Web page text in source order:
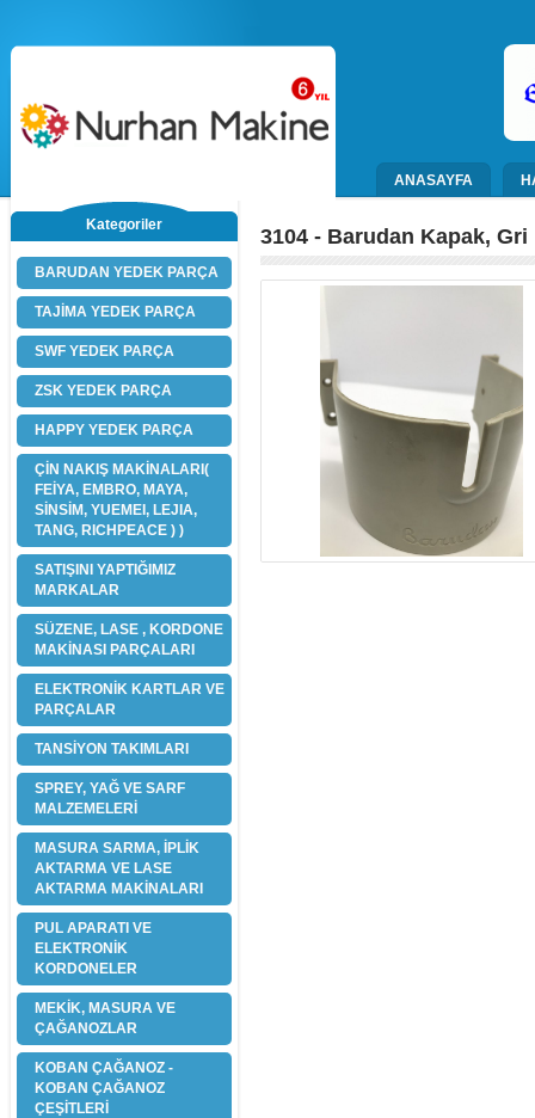
ANASAYFA
Kategoriler
BARUDAN YEDEK PARÇA
TAJİMA YEDEK PARÇA
SWF YEDEK PARÇA
ZSK YEDEK PARÇA
HAPPY YEDEK PARÇA
ÇİN NAKIŞ MAKİNALARI(
FEİYA, EMBRO, MAYA,
SİNSİM, YUEMEI, LEJIA,
TANG, RICHPEACE ) )
SATIŞINI YAPTIĞIMIZ
MARKALAR
SÜZENE, LASE , KORDONE
MAKİNASI PARÇALARI
ELEKTRONİK KARTLAR VE
PARÇALAR
TANSİYON TAKIMLARI
SPREY, YAĞ VE SARF
MALZEMELERİ
MASURA SARMA, İPLİK
AKTARMA VE LASE
AKTARMA MAKİNALARI
PUL APARATI VE
ELEKTRONİK
KORDONELER
MEKİK, MASURA VE
ÇAĞANOZLAR
KOBAN ÇAĞANOZ -
KOBAN ÇAĞANOZ
ÇEŞİTLERİ
3104 - Barudan Kapak,